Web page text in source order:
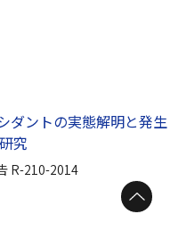
ダントの実態解明と発生
究
R-210-2014